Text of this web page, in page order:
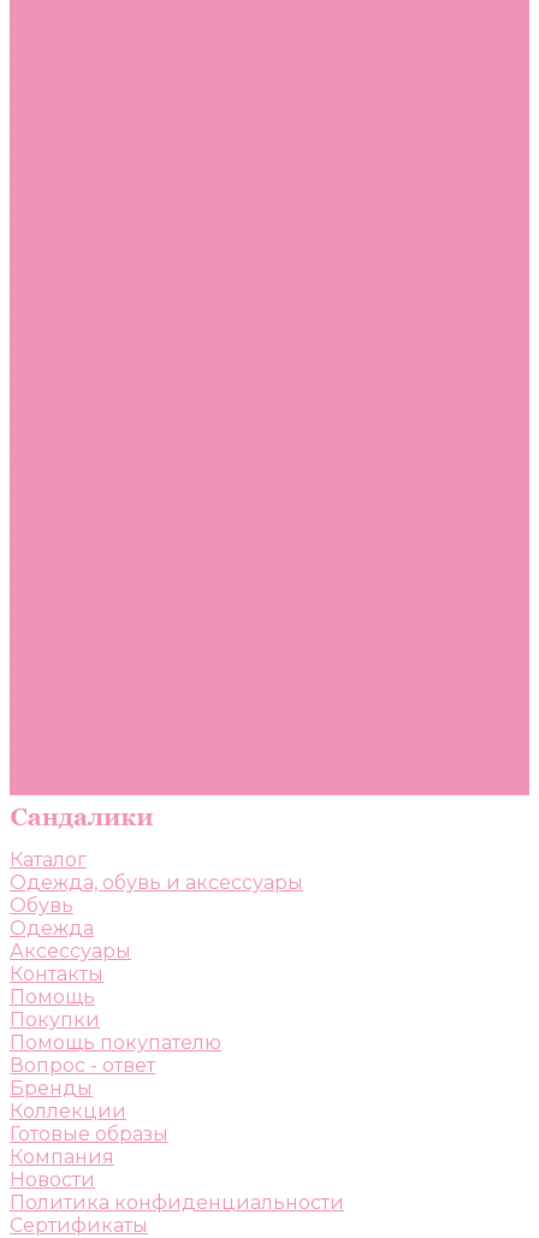
Каталог
Одежда, обувь и аксессуары
Обувь
Одежда
Аксессуары
Контакты
Помощь
Покупки
Помощь покупателю
Вопрос - ответ
Бренды
Коллекции
Готовые образы
Компания
Новости
Политика конфиденциальности
Сертификаты